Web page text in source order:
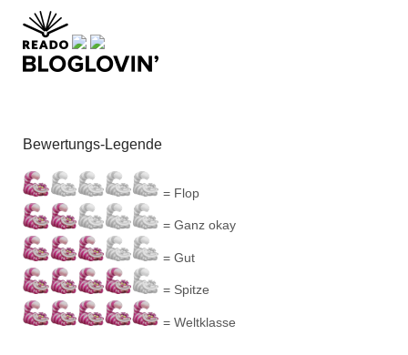
Bewertungs-Legende
= Flop
= Ganz okay
= Gut
= Spitze
= Weltklasse